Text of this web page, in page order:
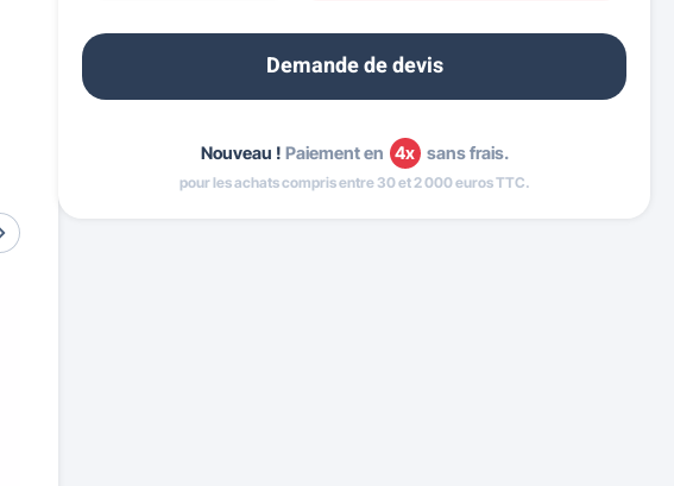
Demande de devis
Nouveau ! Paiement en 4x sans frais.
pour les achats compris entre 30 et 2 000 euros TTC.